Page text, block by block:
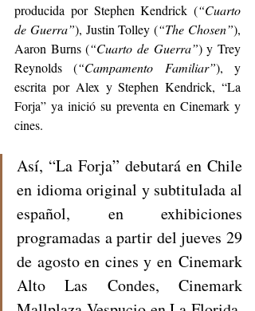
producida por Stephen Kendrick (“Cuarto
de Guerra”), Justin Tolley (“The Chosen”),
Aaron Burns (“Cuarto de Guerra”) y Trey
Reynolds (“Campamento Familiar”), y
escrita por Alex y Stephen Kendrick, “La
Forja” ya inició su preventa en Cinemark y
cines.
Así, “La Forja” debutará en Chile
en idioma original y subtitulada al
español, en exhibiciones
programadas a partir del jueves 29
de agosto en cines y en Cinemark
Alto Las Condes, Cinemark